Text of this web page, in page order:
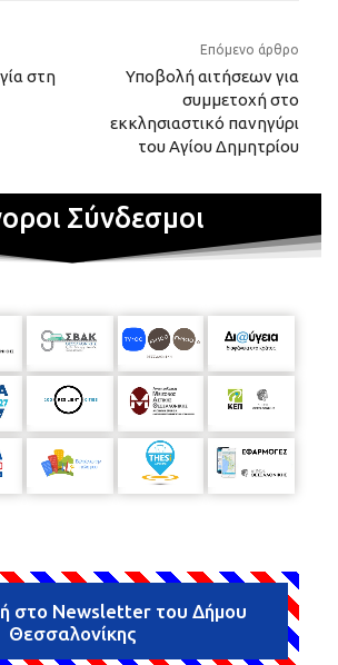
στη
Επόμενο άρθρο
Υποβολή αιτήσεων για
συμμετοχή στο
εκκλησιαστικό πανηγύρι
του Αγίου Δημητρίου
Σύνδεσμοι
στο Newsletter του Δήμου
Θεσσαλονίκης